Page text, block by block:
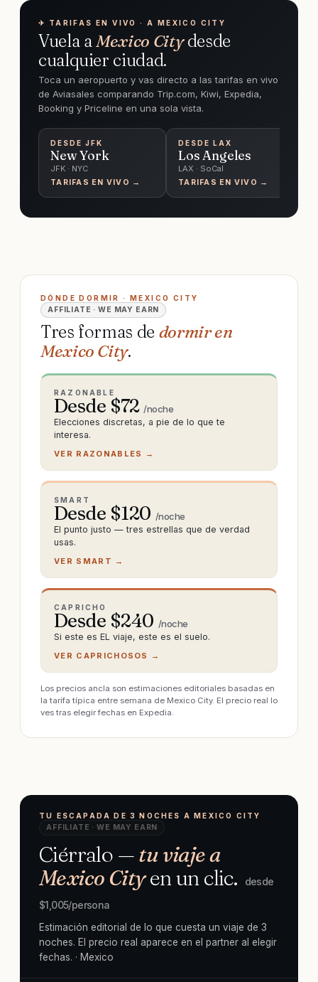
✈︎ TARIFAS EN VIVO · A MEXICO CITY
Vuela aMexico Citydesde
cualquier ciudad.
Toca un aeropuerto y vas directo a las tarifas en vivo
de Aviasales comparando Trip.com, Kiwi, Expedia,
Booking y Priceline en una sola vista.
DESDE JFK
New York
JFK · NYC
TARIFAS EN VIVO →
DESDE LAX
Los Angeles
LAX · SoCal
TARIFAS EN VIVO →
DÓNDE DORMIR · MEXICO CITY
AFFILIATE · WE MAY EARN
Tres formas de dormir en
Mexico City.
RAZONABLE
Desde $72 /noche
Elecciones discretas, a pie de lo que te
interesa.
VER RAZONABLES →
SMART
Desde $120 /noche
El punto justo — tres estrellas que de verdad
usas.
VER SMART →
CAPRICHO
Desde $240 /noche
Si este es EL viaje, este es el suelo.
VER CAPRICHOSOS →
Los precios ancla son estimaciones editoriales basadas en
la tarifa típica entre semana de Mexico City. El precio real lo
ves tras elegir fechas en Expedia.
TU ESCAPADA DE 3 NOCHES A MEXICO CITY
AFFILIATE · WE MAY EARN
Ciérralo —tu viaje a
Mexico Cityen un clic.
desde
$1,005/persona
Estimación editorial de lo que cuesta un viaje de 3
noches. El precio real aparece en el partner al elegir
fechas. · Mexico